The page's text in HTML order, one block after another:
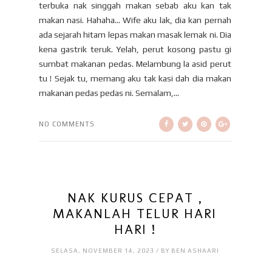
terbuka nak singgah makan sebab aku kan tak
makan nasi. Hahaha... Wife aku lak, dia kan pernah
ada sejarah hitam lepas makan masak lemak ni. Dia
kena gastrik teruk. Yelah, perut kosong pastu gi
sumbat makanan pedas. Melambung la asid perut
tu ! Sejak tu, memang aku tak kasi dah dia makan
makanan pedas pedas ni. Semalam,...
NO COMMENTS
NAK KURUS CEPAT ,
MAKANLAH TELUR HARI
HARI !
SELASA, NOVEMBER 14, 2023 / BY BEN ASHAARI